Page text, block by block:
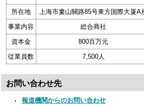
所在地
上海市婁山關路85号東方国際大厦A
事業内容
総合商社
資本金
800百万元
従業員数
7,500人
お問い合わせ先
報道機関からのお問い合わせ